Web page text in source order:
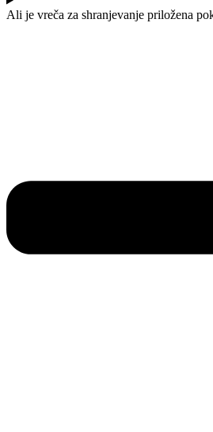
Ali je vreča za shranjevanje priložena